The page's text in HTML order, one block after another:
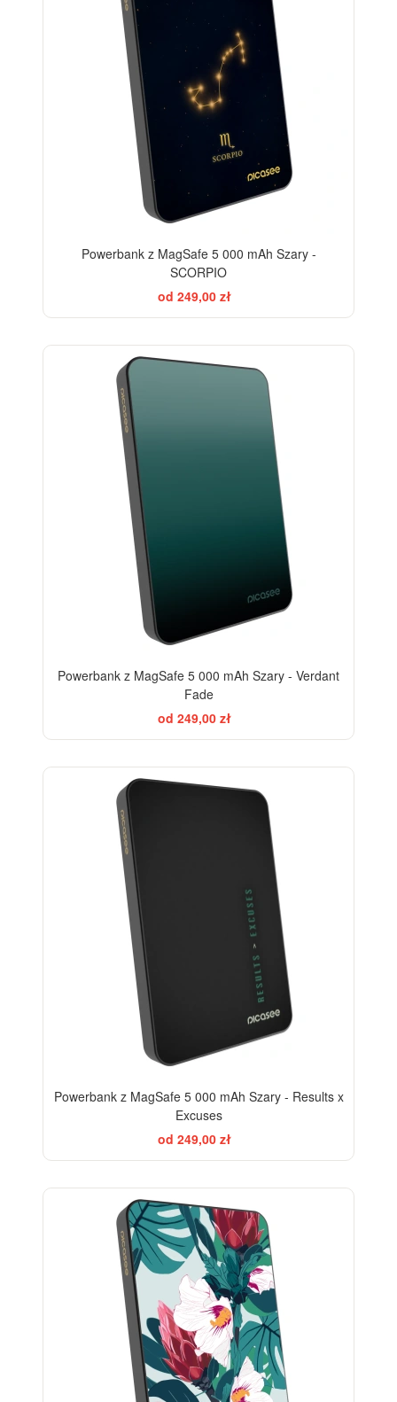
Powerbank z MagSafe 5 000 mAh Szary -
SCORPIO
od 249,00 zł
Powerbank z MagSafe 5 000 mAh Szary - Verdant
Fade
od 249,00 zł
Powerbank z MagSafe 5 000 mAh Szary - Results x
Excuses
od 249,00 zł